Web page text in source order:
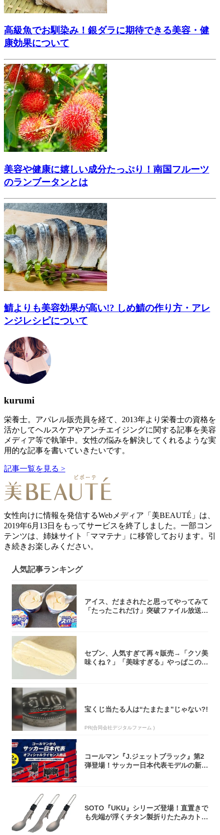
高級魚でお馴染み！銀ダラに期待できる美容・健
康効果について
美容や健康に嬉しい成分たっぷり！南国フルーツ
のランブータンとは
鯖よりも美容効果が高い!? しめ鯖の作り方・アレ
ンジレシピについて
kurumi
栄養士。アパレル販売員を経て、2013年より栄養士の資格を
活かしてヘルスケアやアンチエイジングに関する記事を美容
メディア等で執筆中。女性の悩みを解決してくれるような実
用的な記事を書いていきたいです。
記事一覧を見る >
女性向けに情報を発信するWebメディア「美BEAUTÉ」は、
2019年6月13日をもってサービスを終了しました。一部コン
テンツは、姉妹サイト「ママテナ」に移管しております。引
き続きお楽しみください。
人気記事ランキング
アイス、だまされたと思ってやってみて
「たったこれだけ」突破ファイル放送で
セブン、人気すぎて再々販売→「クソ美
味くね？」「美味すぎる」やっぱこのク
宝くじ当たる人は“たまたま”じゃない?!
PR(合同会社デジタルファーム )
コールマン『J.ジェットブラック』第2
弾登場！サッカー日本代表モデルの新作
SOTO『UKU』シリーズ登場！直置きで
も先端が浮くチタン製折りたたみカトラ